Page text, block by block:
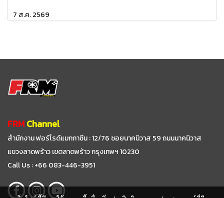
7 ส.ค. 2569
FRMChannel
สำนักงาน ฟอร์ไรด์แมกกาซีน : 12/76 ซอยนาคนิวาส 59ถนนนาคนิวาส
แขวงลาดพร้าว เขตลาดพร้าว กรุงเทพฯ 10230
Call Us : +66 083-446-3951